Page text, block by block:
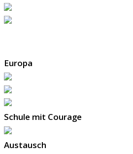
Europa
Schule mit Courage
Austausch